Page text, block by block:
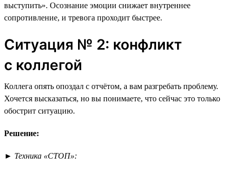
выступить». Осознание эмоции снижает внутреннее
сопротивление, и тревога проходит быстрее.
Ситуация № 2: конфликт
с коллегой
Коллега опять опоздал с отчётом, а вам разгребать проблему.
Хочется высказаться, но вы понимаете, что сейчас это только
обострит ситуацию.
Решение:
► Техника «СТОП»: